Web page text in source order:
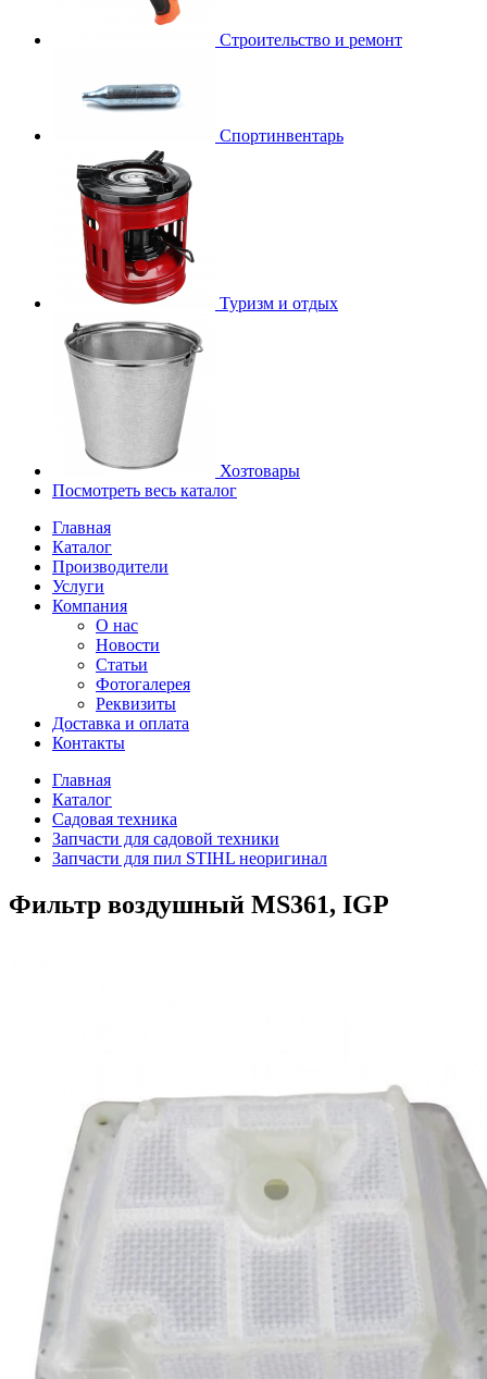
Строительство и ремонт
Спортинвентарь
Туризм и отдых
Хозтовары
Посмотреть весь каталог
Главная
Каталог
Производители
Услуги
Компания
О нас
Новости
Статьи
Фотогалерея
Реквизиты
Доставка и оплата
Контакты
Главная
Каталог
Садовая техника
Запчасти для садовой техники
Запчасти для пил STIHL неоригинал
Фильтр воздушный MS361, IGP